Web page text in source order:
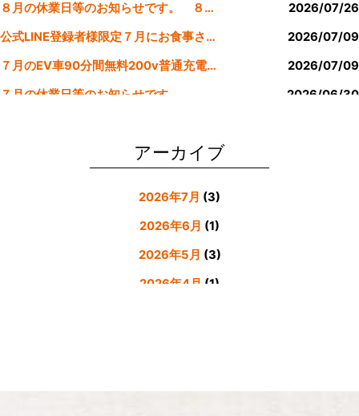
k
８月の休業日等のお知らせです。 ８月より定休日は金曜日のみにします。
2026/07/26
公式LINE登録者様限定７月にお食事された方にサービスクーポン発行
2026/07/09
７月のEV車90分間無料200v普通充電クーポン券！！
2026/07/09
７月の休業日等のお知らせです。
2026/06/30
アーカイブ
2026年7月 (3)
2026年6月 (1)
2026年5月 (3)
2026年4月 (1)